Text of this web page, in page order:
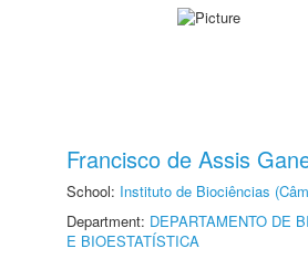
Francisco de Assis
School: Instituto de Biociências
Department: DEPARTAMENTO DE
E BIOESTATÍSTICA